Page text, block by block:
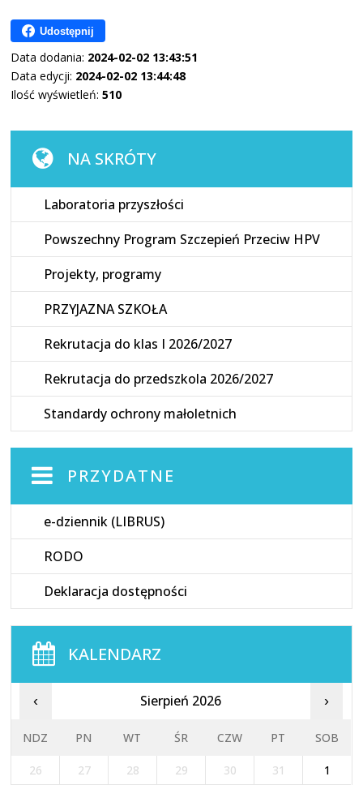
Udostępnij
Data dodania: 2024-02-02 13:43:51
Data edycji: 2024-02-02 13:44:48
Ilość wyświetleń:510
NA SKRÓTY
Laboratoria przyszłości
Powszechny Program Szczepień Przeciw HPV
Projekty, programy
PRZYJAZNA SZKOŁA
Rekrutacja do klas I 2026/2027
Rekrutacja do przedszkola 2026/2027
Standardy ochrony małoletnich
PRZYDATNE
e-dziennik (LIBRUS)
RODO
Deklaracja dostępności
KALENDARZ
‹ Sierpień 2026 ›
NDZ PN WT ŚR CZW PT SOB
26 27 28 29 30 31
1